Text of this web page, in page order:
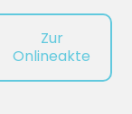
Zur
Onlineakte